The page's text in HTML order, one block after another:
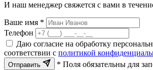
И наш менеджер свяжется с вами в
Ваше имя *
Телефон
Даю согласие на обработку
соответствии с политикой
Отправить
* Поля обязательны для